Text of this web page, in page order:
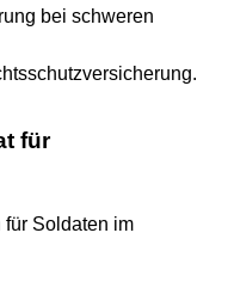
bei schweren
für
für Soldaten im